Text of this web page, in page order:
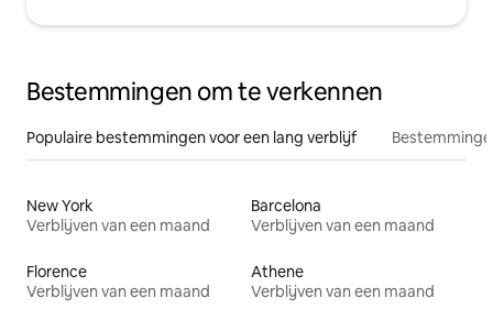
Bestemmingen om te verkennen
Populaire bestemmingen voor een lang verblijf
New York
Verblijven van een maand
Barcelona
Verblijven van een maand
Florence
Verblijven van een maand
Athene
Verblijven van een maand